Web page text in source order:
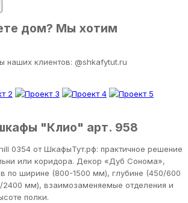
дом? Мы хотим
наших клиентов: @shkafytut.ru
"Клио" арт. 958
0354 от ШкафыТут.рф: практичное решение
или коридора. Декор «Дуб Сонома»,
по ширине (800-1500 мм), глубине (450/600
мм), взаимозаменяемые отделения и
полки.